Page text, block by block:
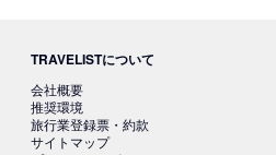
TRAVELISTについて
会社概要
推奨環境
旅行業登録票・約款
サイトマップ